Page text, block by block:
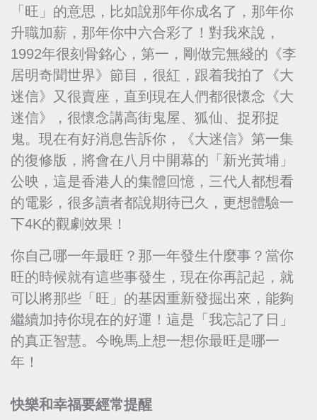
「旺」的意思，比如說那年你成名了，那年你
升職加薪，那年你中六合彩了！對我來說，
1992年很刻骨銘心，第一，剛做完無綫的《李
居明奇聞世界》節目，很紅，跟着我拍了《大
迷信》又很賣座，直到現在人們都很懷念《大
迷信》，很懷念講高街鬼屋、狐仙、捉邪捉
鬼。現在有好消息告訴你，《大迷信》第一集
的復修版，將會在八月中開幕的「新光黃埔」
公映，這是香港人的集體回憶，三代人都想看
的電影，很多讀者都說期待已久，更想體驗一
下4K的觀劇效果！
你自己哪一年最旺？那一年發生什麼事？當你
旺的時候就有這些事發生，現在你再記起，就
可以將那些「旺」的基因重新發掘出來，能夠
繼續加持你現在的好運！這是「我忘記了日」
的真正智慧。今晚馬上想一想你最旺是哪一
年！
快樂和幸福要經常提醒